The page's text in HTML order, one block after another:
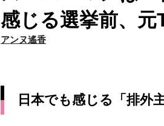
感じる選挙前、
アンヌ遙香
日本でも感じる「排外